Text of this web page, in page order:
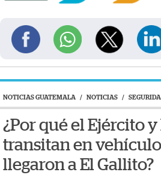
NOTICIAS GUATEMALA / NOTICIAS /
¿Por qué el Ejército y
transitan en
llegaron a El Gallito?